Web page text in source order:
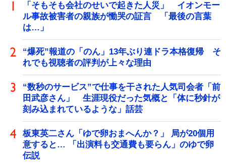
「そもそも会社のせいで起きた人災」 イオンモー
ル事故被害者の親族が慟哭の証言 「最後の言葉
は…」
“爆死”報道の「のん」13年ぶり連ドラ本格復帰 そ
れでも視聴者の評判が上々な理由
“数秒のサービス”で仕事を干された人気司会者「前
田武彦さん」 生涯現役だった気概と「体に秒針が
刻み込まれているような」話芸
板東英二さん「ゆで卵おまへんか？」 局が20個用
意すると… 「出演料も交通費も要らん」のゆで卵
伝説